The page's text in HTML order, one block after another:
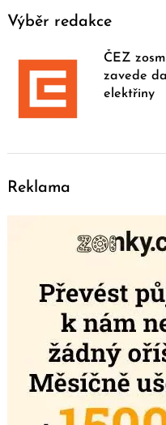
Výběr redakce
ČEZ
zavede
elektřiny
Reklama